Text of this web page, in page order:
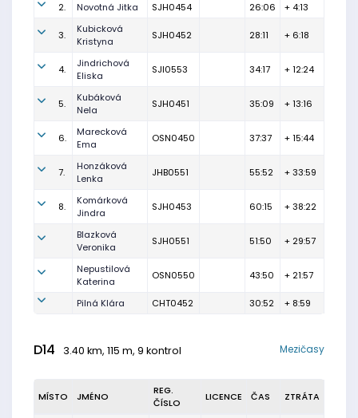
2. Novotná Jitka SJH0454 26:06 + 4:13
3.
Kubicková
Kristyna
SJH0452 28:11 + 6:18
4.
Jindrichová
Eliska
SJI0553 34:17 + 12:24
5.
Kubáková
Nela
SJH0451 35:09 + 13:16
6.
Marecková
Ema
OSN0450 37:37 + 15:44
7.
Honzáková
Lenka
JHB0551 55:52 + 33:59
8.
Komárková
Jindra
SJH0453 60:15 + 38:22
Blazková
Veronika
SJH0551 51:50 + 29:57
Nepustilová
Katerina
OSN0550 43:50 + 21:57
Pilná Klára CHT0452 30:52 + 8:59
D14 3.40 km, 115 m, 9 kontrol Mezičasy
MÍSTO JMÉNO
REG.
ČÍSLO
LICENCE ČAS ZTRÁTA